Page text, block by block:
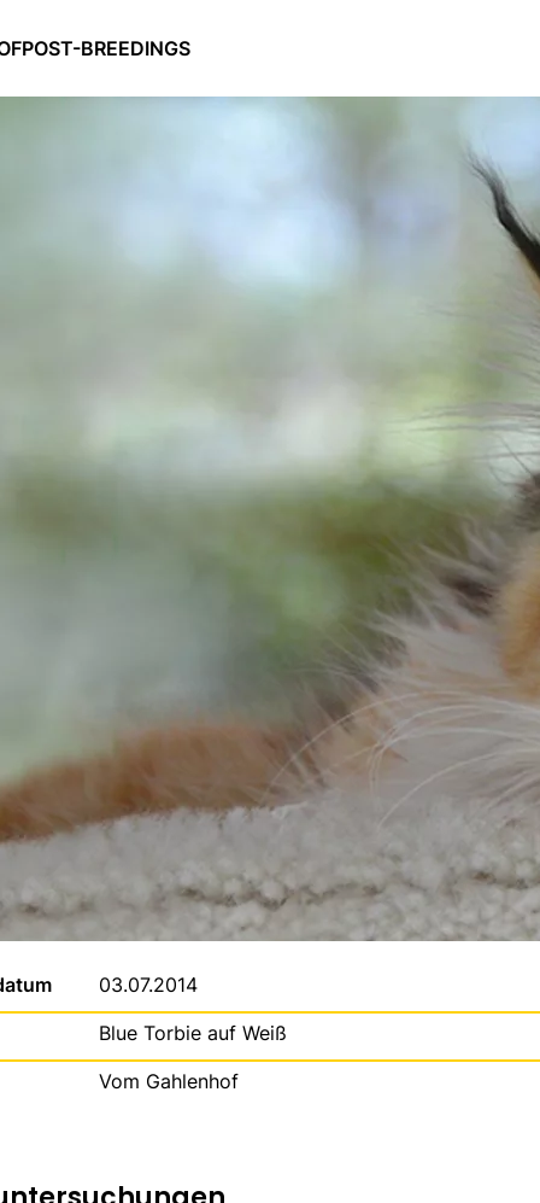
POST-BREEDINGS
03.07.2014
Blue Torbie auf Weiß
Vom Gahlenhof